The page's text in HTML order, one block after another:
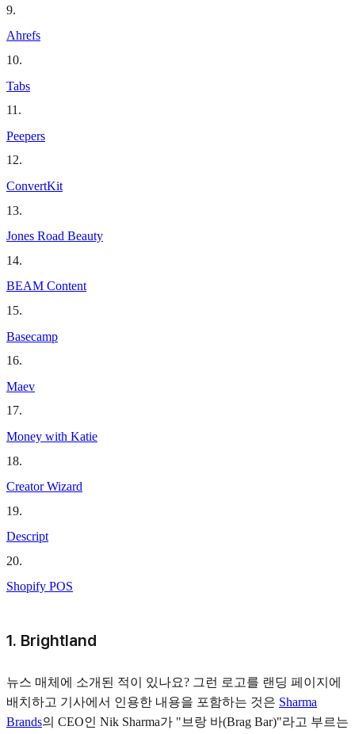
9.
Ahrefs
10.
Tabs
11 .
Peepers
12.
ConvertKit
13.
Jones Road Beauty
14.
BEAM Content
15.
Basecamp
16.
Maev
17.
Money with Katie
18.
Creator Wizard
19.
Descript
20.
Shopify POS
1. Brightland
뉴스 매체에 소개된 적이 있나요? 그런 로고를 랜딩 페이지에
배치하고 기사에서 인용한 내용을 포함하는 것은 Sharma
Brands의 CEO인 Nik Sharma가 "브랑 바(Brag Bar)"라고 부르는